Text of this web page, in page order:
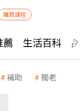
購買課程
薦 生活百科
補助 獨老